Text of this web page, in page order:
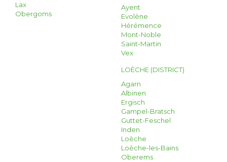
Lax
Obergoms
Ayent
Evolène
Hérémence
Mont-Noble
Saint-Martin
Vex
LOÈCHE (DISTRICT)
Agarn
Albinen
Ergisch
Gampel-Bratsch
Guttet-Feschel
Inden
Loèche
Loèche-les-Bains
Oberems